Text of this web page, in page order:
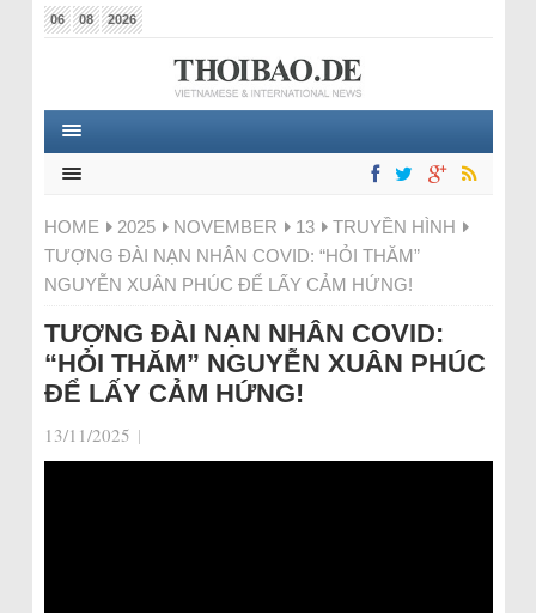
06 08 2026
HOME 2025 NOVEMBER 13
TRUYỀN HÌNH
TƯỢNG ĐÀI NẠN NHÂN COVID: “HỎI THĂM”
NGUYỄN XUÂN PHÚC ĐỂ LẤY CẢM HỨNG!
TƯỢNG ĐÀI NẠN NHÂN COVID:
“HỎI THĂM” NGUYỄN XUÂN PHÚC
ĐỂ LẤY CẢM HỨNG!
13/11/2025 |